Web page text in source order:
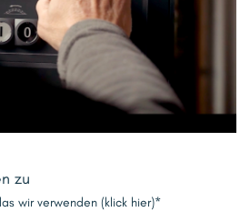
zu
wir verwenden (klick hier)*